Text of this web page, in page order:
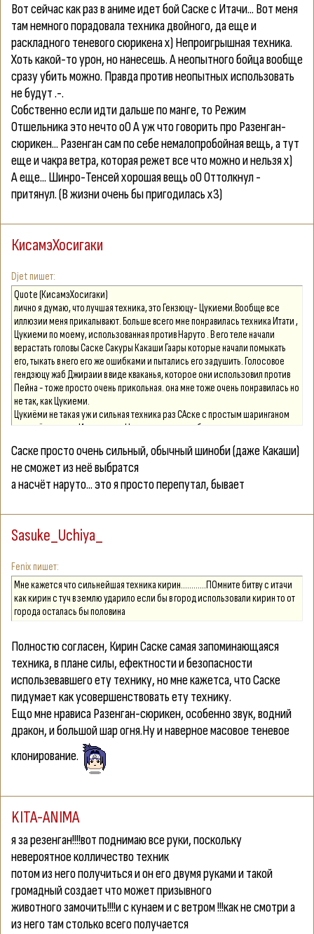
Вот сейчас как раз в аниме идет бой Саске с Итачи... Вот меня
там немного порадовала техника двойного, да еще и
раскладного теневого сюрикена х) Непроигрышная техника.
Хоть какой-то урон, но нанесешь. А неопытного бойца вообще
сразу убить можно. Правда против неопытных использовать
не будут .-.
Собственно если идти дальше по манге, то Режим
Отшельника это нечто оО А уж что говорить про Разенган-
сюрикен... Разенган сам по себе немалопробойная вещь, а тут
еще и чакра ветра, которая режет все что можно и нельзя х)
А еще... Шинро-Тенсей хорошая вещь оО Оттолкнул -
притянул. (В жизни очень бы пригодилась хЗ)
КисамэХосигаки
Djet
Quote (КисамэХосигаки)
лично я думаю, что лучшая техника, это Гензюцу- Цукиеми.Вообще все
иллюзии меня прикалывают. Больше всего мне понравилась техника Итати ,
Цукиеми по моему, использованная против Наруто . В его теле начали
верастать головы Саске Сакуры Какаши Гаары которые начали помыкать
его, тыкать в него его же ошибками и пытались его задушить. Голосовое
гендзюцу жаб Джираии в виде кваканья, которое они использовил против
Пейна - тоже просто очень прикольная. она мне тоже очень понравилась но
не так, как Цукиеми.
Цукиёми не такая уж и сильная техника раз САске с простым шаринганом
смог её сломать.И где ты про Наруто говриш там было простое гендзюцу
просто Наруто не умеет от него освобождатся.
Саске просто очень сильный, обычный шиноби (даже Какаши)
не сможет из неё выбратся
а насчёт наруто... это я просто перепутал, бывает
Sasuke_Uchiya_
Fenix
Мне кажется что сильнейшая техника кирин............ПОмните битву с итачи
как кирин с туч в землю ударило если бы в город использовали кирин то от
города осталась бы половина
Полностю согласен, Кирин Саске самая запоминающаяся
техника, в плане силы, ефектности и безопасности
использевавшего ету технику, но мне кажетса, что Саске
пидумает как усовершенствовать ету технику.
Ещо мне нрависа Разенган-сюрикен, особенно звук, водний
дракон, и большой шар огня.Ну и наверное масовое теневое
клонирование.
KITA-ANIMA
я за резенган!!!!вот поднимаю все руки, поскольку
невероятное колличество техник
потом из него получиться и он его двумя руками и такой
громадный создает что может призывного
животного замочить!!!!и с кунаем и с ветром !!!как не смотри а
из него там столько всего получается